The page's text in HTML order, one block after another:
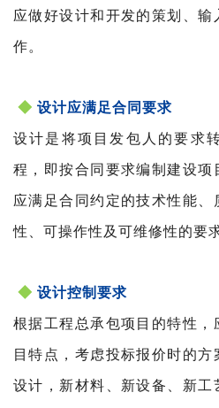
应做好设计和开发的策划、输
作。
◆ 设计应满足合同要求
设计是将项目发包人的要求
程，即按合同要求编制建设
应满足合同约定的技术性能、
性、可操作性及可维修性的要求
◆ 设计控制要求
根据工程总承包项目的特性
目特点，考虑投标报价时的
设计，新材料、新设备、新工